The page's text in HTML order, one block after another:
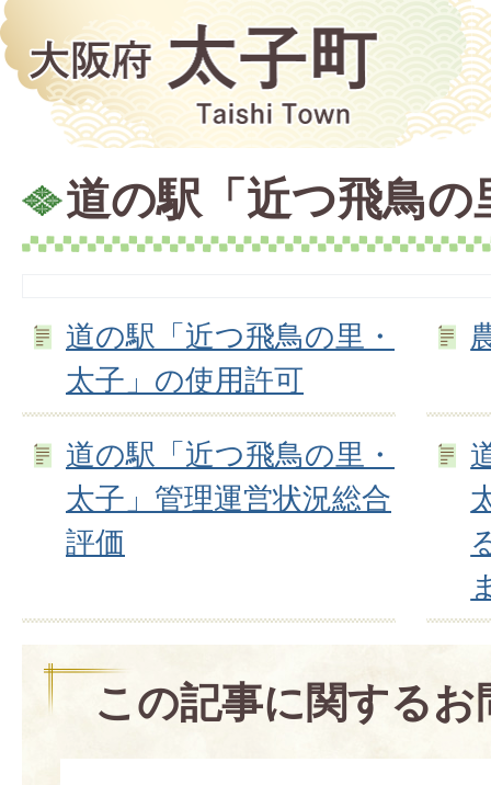
道の駅「近つ飛鳥の
道の駅「近つ飛鳥の里・
太子」の使用許可
道の駅「近つ飛鳥の里・
太子」管理運営状況総合
評価
この記事に関する